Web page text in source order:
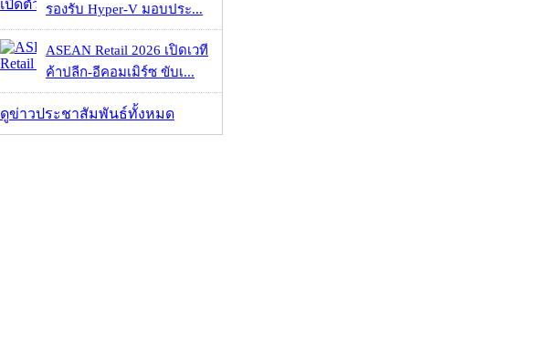
รองรับ Hyper-V มอบประ...
ASEAN Retail 2026 เปิดเวที
ค้าปลีก-อีคอมเมิร์ซ ขับเ...
ดูข่าวประชาสัมพันธ์ทั้งหมด